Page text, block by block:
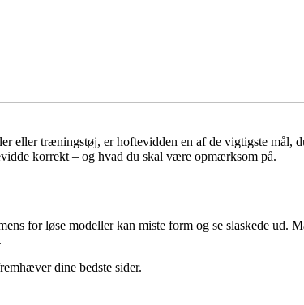
eller træningstøj, er hoftevidden en af de vigtigste mål,
korrekt – og hvad du skal være opmærksom på.
for løse modeller kan miste form og se slaskede ud.
dine bedste sider.